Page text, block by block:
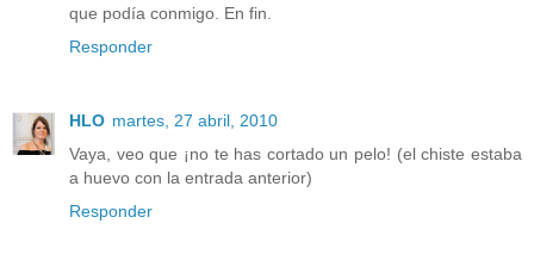
que podía conmigo. En fin.
Responder
HLO martes, 27 abril, 2010
Vaya, veo que ¡no te has cortado un pelo! (el chiste estaba
a huevo con la entrada anterior)
Responder